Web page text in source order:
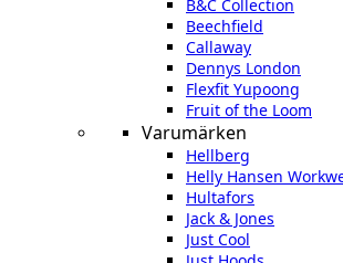
B&C Collection
Beechfield
Callaway
Dennys London
Flexfit Yupoong
Fruit of the Loom
Varumärken
Hellberg
Helly Hansen
Hultafors
Jack & Jones
Just Cool